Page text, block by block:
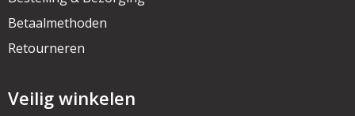
Betaalmethoden
Retourneren
Veilig winkelen